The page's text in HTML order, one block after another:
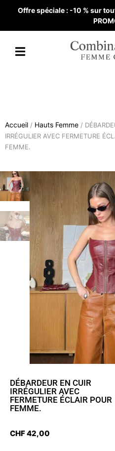
Offre spéciale : -10 % sur
Accueil / Hauts Femme /
IRRÉGULIER AVEC FERMETURE
FEMME.
DÉBARDEUR EN CUIR
IRRÉGULIER AVEC
FERMETURE ÉCLAIR POUR
FEMME.
CHF42,00